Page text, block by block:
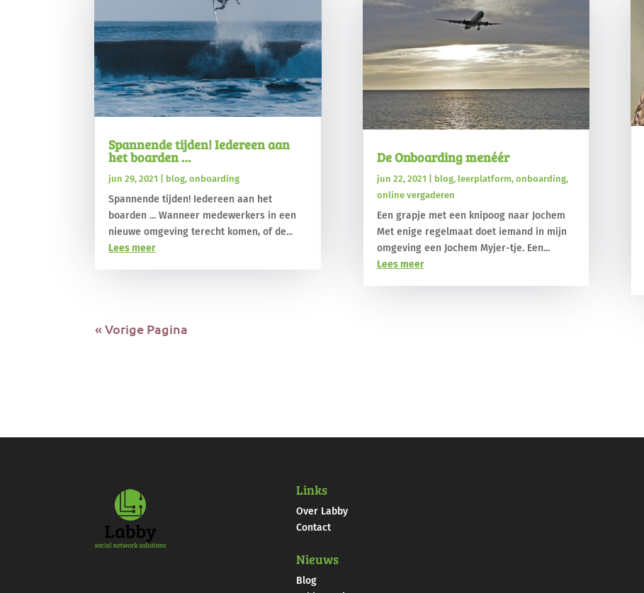
Spannende tijden! Iedereen aan
het boarden …
jun 29, 2021 blog,onboarding
Spannende tijden! Iedereen aan het
boarden ... Wanneer medewerkers in een
nieuwe omgeving terecht komen, of de...
Lees meer
De Onboarding menéér
jun 22, 2021 blog, leerplatform, onboarding,
online vergaderen
Een grapje met een knipoog naar Jochem
Met enige regelmaat doet iemand in mijn
omgeving een Jochem Myjer-tje. Een...
Lees meer
« Vorige Pagina
Links
Over Labby
Contact
Nieuws
Blog